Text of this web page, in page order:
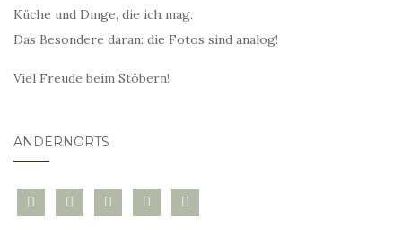
Küche und Dinge, die ich mag.
Das Besondere daran: die Fotos sind analog!
Viel Freude beim Stöbern!
ANDERNORTS
bloglovininstagramtwitter pinterest
mail